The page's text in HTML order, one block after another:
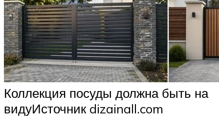
Коллекция посуды должна быть на
видуИсточник dizainall.com